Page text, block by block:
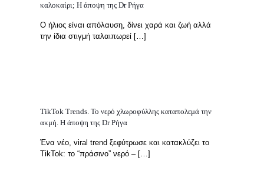
καλοκαίρι; H άποψη της Dr Ρήγα
Ο ήλιος είναι απόλαυση, δίνει χαρά και ζωή αλλά
την ίδια στιγμή ταλαιπωρεί […]
TikTok Trends. Το νερό χλωροφύλλης καταπολεμά την
ακμή. H άποψη της Dr Ρήγα
Ένα νέο, viral trend ξεφύτρωσε και κατακλύζει το
TikTok: το “πράσινο” νερό –[…]